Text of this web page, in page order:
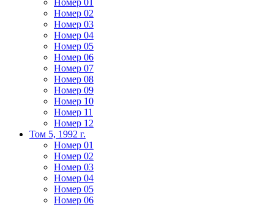
Номер 01
Номер 02
Номер 03
Номер 04
Номер 05
Номер 06
Номер 07
Номер 08
Номер 09
Номер 10
Номер 11
Номер 12
Том 5, 1992 г.
Номер 01
Номер 02
Номер 03
Номер 04
Номер 05
Номер 06